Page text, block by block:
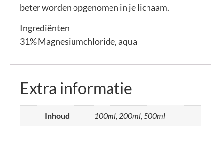
beter worden opgenomen in je lichaam.
Ingrediënten
31% Magnesiumchloride, aqua
Extra informatie
Inhoud 100ml, 200ml, 500ml